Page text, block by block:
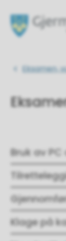
Du er her:
Eksamen,
Bruk av
Klage på